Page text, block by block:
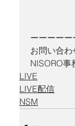
ーーーーー
お問い合わ
NISORO事
LIVE
LIVE配信
NSM